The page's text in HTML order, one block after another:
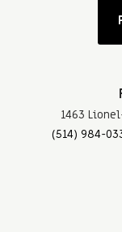
1463
(514) 984-